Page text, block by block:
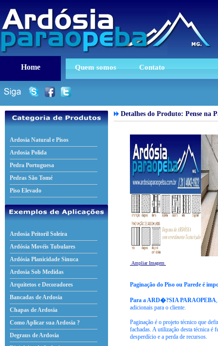
Home Quem somos Contato
Ardosia Natural e Pisos
Ardosia Polida
Pedra Portuguesa
Pedras São Tomé
Piso Elevado
Ardosia Peitoril Soleira
Ardósia Movéis Tubulares
Ardósia Planicidade Sinuca
Ardosia Sob Medidas
Arquitetos e Decoradores
Bancadas de Ardosia
Chapas de Ardosia
Como Aplicar sua Ardosia ?
Degraus de Ardosia
Detalhes do Produto: Pense na
Ampliar Imagem
Paginação do Piso ou Parede é
Para a ARD�?SIA PARAOPEBA
adicionais para o cliente.
Paginação é o projeto técnico que
fachadas. A utilização desta técnica é
desperdício e a perda de recursos.